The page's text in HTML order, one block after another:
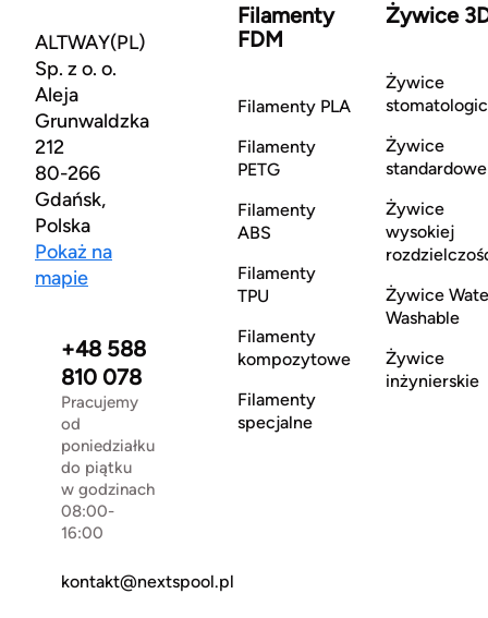
ALTWAY(PL)
Sp. z o. o.
Aleja
Grunwaldzka
212
80-266
Gdańsk,
Polska
Pokaż na
mapie
+48 588
810 078
Pracujemy
od
poniedziałku
do piątku
w godzinach
08:00-
16:00
kontakt@nextspool.pl
Filamenty
FDM
Filamenty PLA
Filamenty
PETG
Filamenty
ABS
Filamenty
TPU
Filamenty
kompozytowe
Filamenty
specjalne
Żywice
Żywice
Żywice
standardowe
Żywice
wysokiej
Żywice
Washable
Żywice
inżynierskie